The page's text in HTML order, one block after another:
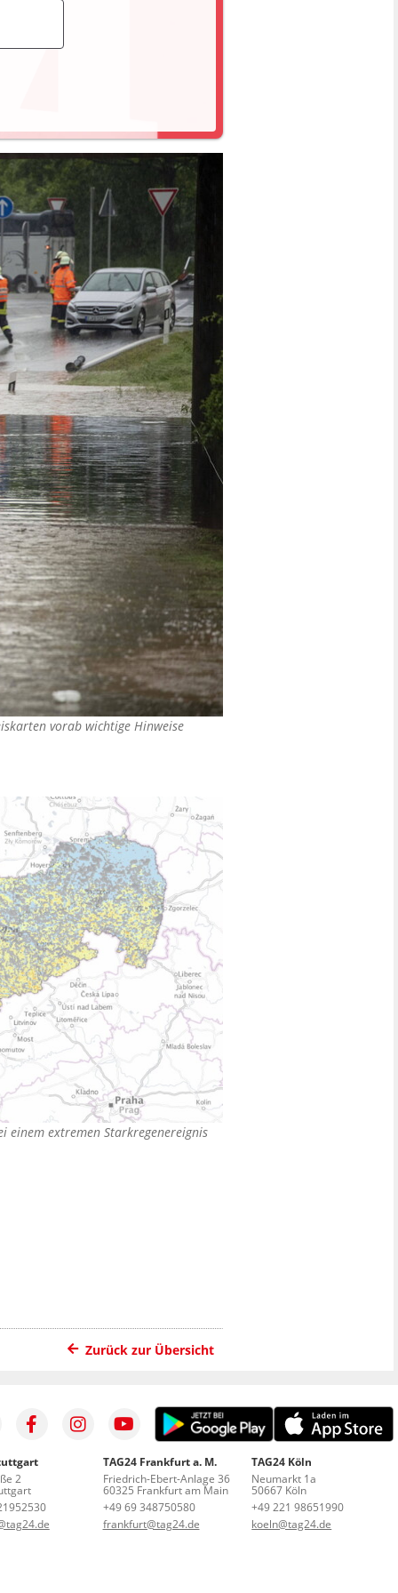
vorab wichtige Hinweise
einem extremen Starkregenereignis
Zurück zur Übersicht
2
TAG24 Frankfurt a. M.
Friedrich-Ebert-Anlage 36
60325 Frankfurt am Main
+49 69 348750580
frankfurt@tag24.de
TAG24 Köln
Neumarkt 1a
50667 Köln
+49 221 98651990
koeln@tag24.de